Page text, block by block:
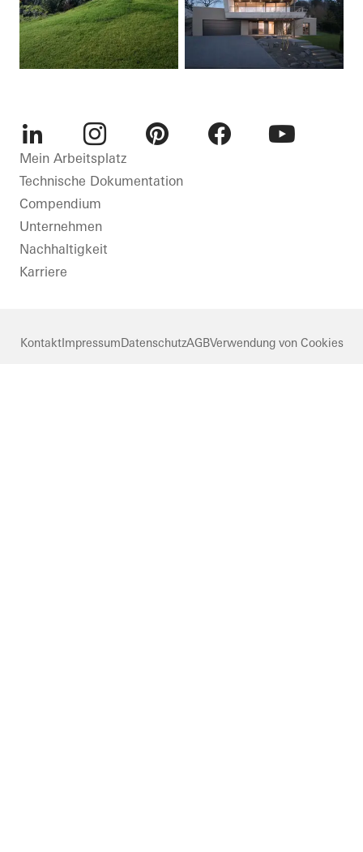
LinkedIn Instagram
Mein Arbeitsplatz
Technische Dokumentation
Compendium
Unternehmen
Nachhaltigkeit
Karriere
KontaktImpressumDatenschutzAGBVerwendung von Cookies